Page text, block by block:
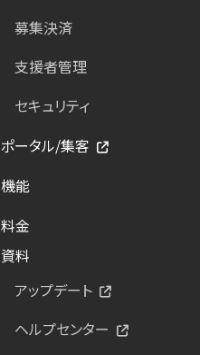
募集決済
支援者管理
セキュリティ
ポータル/集客
機能
料金
資料
アップデート
ヘルプセンター